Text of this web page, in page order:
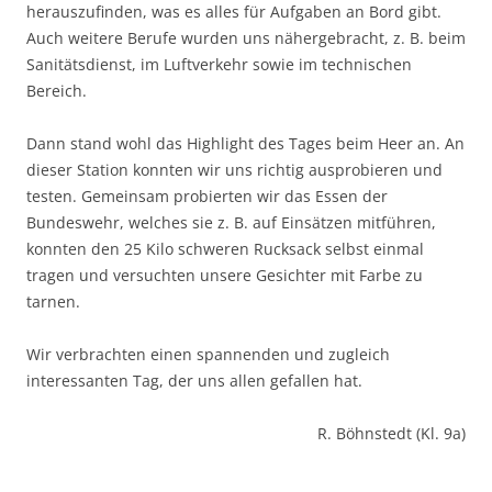
herauszufinden, was es alles für Aufgaben an Bord gibt.
Auch weitere Berufe wurden uns nähergebracht, z. B. beim
Sanitätsdienst, im Luftverkehr sowie im technischen
Bereich.
Dann stand wohl das Highlight des Tages beim Heer an. An
dieser Station konnten wir uns richtig ausprobieren und
testen. Gemeinsam probierten wir das Essen der
Bundeswehr, welches sie z. B. auf Einsätzen mitführen,
konnten den 25 Kilo schweren Rucksack selbst einmal
tragen und versuchten unsere Gesichter mit Farbe zu
tarnen.
Wir verbrachten einen spannenden und zugleich
interessanten Tag, der uns allen gefallen hat.
R. Böhnstedt (Kl. 9a)